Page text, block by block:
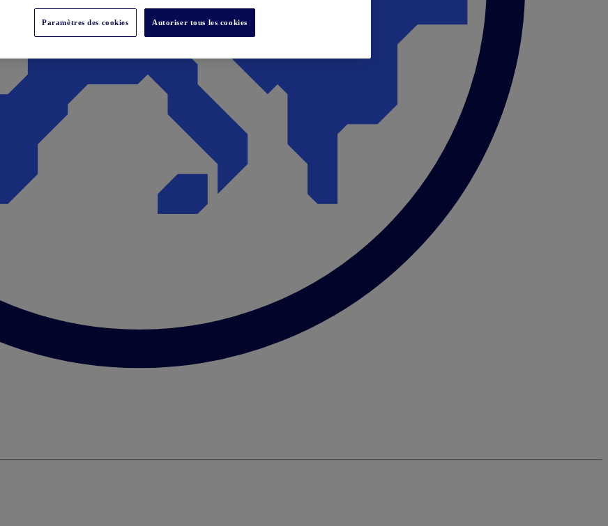
Paramètres des cookies Autoriser tous les cookies